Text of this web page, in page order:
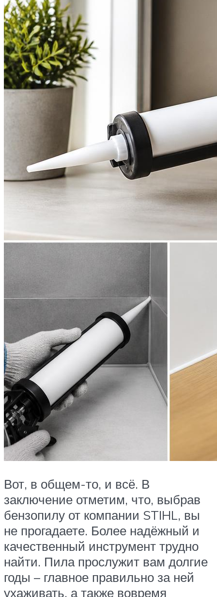
Вот, в общем-то, и всё. В
заключение отметим, что, выбрав
бензопилу от компании STIHL, вы
не прогадаете. Более надёжный и
качественный инструмент трудно
найти. Пила прослужит вам долгие
годы – главное правильно за ней
ухаживать, а также вовремя